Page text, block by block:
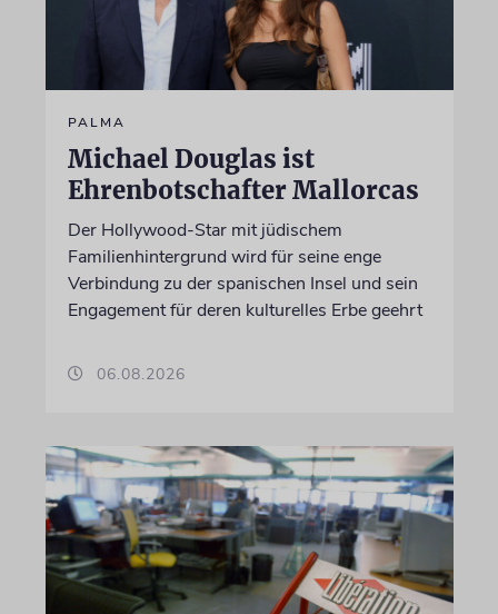
PALMA
Michael Douglas ist
Ehrenbotschafter Mallorcas
Der Hollywood-Star mit jüdischem
Familienhintergrund wird für seine enge
Verbindung zu der spanischen Insel und sein
Engagement für deren kulturelles Erbe geehrt
06.08.2026